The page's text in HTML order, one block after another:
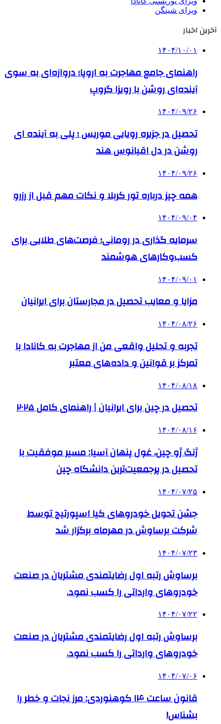
ویزای شینگن
آخرین اخبار
۱۴۰۴/۱۰/۰۱
راهنمای جامع مهاجرت به اروپا؛ دروازه‌ای به سوی
آینده‌ای روشن با رویزا گروپ
۱۴۰۴/۰۹/۲۶
تحصیل در جزیره رویایی موریس ؛ پلی به آینده ‌ای
روشن در دل اقیانوس ‌هند
۱۴۰۴/۰۹/۲۶
همه چیز درباره تور کربلا و نکات مهم قبل از رزرو
۱۴۰۴/۰۹/۰۴
سرمایه گذاری در رومانی؛ فرصت‌های طلایی برای
کسب‌وکارهای هوشمند
۱۴۰۴/۰۹/۰۱
مزایا و معایب تحصیل در مجارستان برای ایرانیان
۱۴۰۴/۰۸/۲۶
تجربه و تحلیل واقعی من از مهاجرت به کانادا با
تمرکز بر قوانین و داده‌های معتبر
۱۴۰۴/۰۸/۱۸
تحصیل در چین برای ایرانیان | راهنمای کامل ۲۰۲۵
۱۴۰۴/۰۸/۱۶
ژنگ ژو چین، غول پنهان آسیا: مسیر موفقیت با
تحصیل در پرجمعیت‌ترین دانشگاه چین
۱۴۰۴/۰۷/۲۵
جشن تحویل خودروهای کیا اسپورتیج توسط
شرکت برساوش در مهرماه برگزار شد
۱۴۰۴/۰۷/۲۳
برساوش رتبه اول رضایتمندی مشتریان در صنعت
خودروهای وارداتی را کسب نمود.
۱۴۰۴/۰۷/۲۲
برساوش رتبه اول رضایتمندی مشتریان در صنعت
خودروهای وارداتی را کسب نمود.
۱۴۰۴/۰۷/۰۶
قانون ساعت ۱۴ کوهنوردی: مرز نجات و خطر را
بشناس!